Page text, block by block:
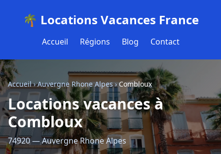
🌴 Locations Vacances France
Accueil Régions Blog Contact
Accueil›Auvergne Rhone Alpes›Combloux
Locations vacances à
Combloux
74920 — Auvergne Rhone Alpes